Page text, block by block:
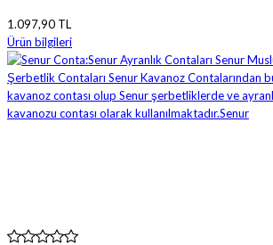
1.097,90 TL
Ürün bilgileri